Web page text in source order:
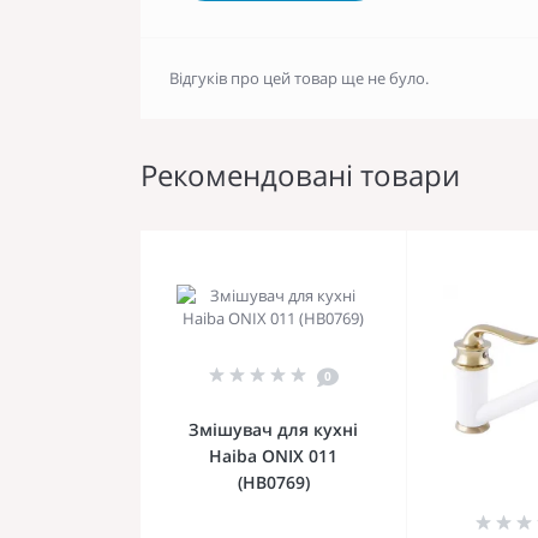
Відгуків про цей товар ще не було.
Рекомендовані товари
0
Змішувач для кухні
Haiba ONIX 011
(HB0769)